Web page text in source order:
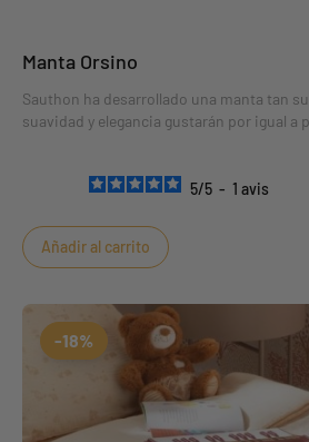
Manta Orsino
Sauthon ha desarrollado una manta tan
suavidad y elegancia gustarán por igual a
5/5 - 1 avis
Añadir al carrito
-18%